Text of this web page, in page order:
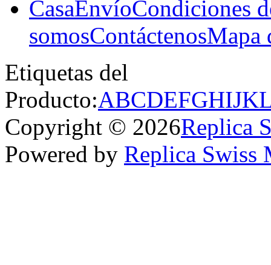
CasaEnvíoCondiciones
somosContáctenosMapa
Etiquetas del
Producto:ABCDEFGHIJK
Copyright © 2026Replica
Powered by Replica Swiss